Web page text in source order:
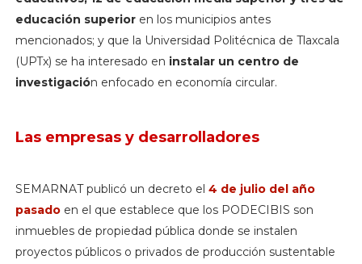
educación superioren los municipios antes
mencionados; y que la Universidad Politécnica de Tlaxcala
(UPTx) se ha interesado en instalar un centro de
investigación enfocado en economía circular.
Las empresas y desarrolladores
SEMARNAT publicó un decreto el 4 de julio del año
pasado en el que establece que los PODECIBIS son
inmuebles de propiedad pública donde se instalen
proyectos públicos o privados de producción sustentable